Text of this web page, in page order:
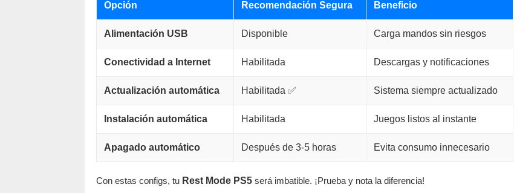
Opción Recomendación Segura Beneficio
Alimentación USB Disponible Carga mandos sin riesgos
Conectividad a Internet Habilitada Descargas y notificaciones
Actualización automática Habilitada ✅ Sistema siempre actualizado
Instalación automática Habilitada Juegos listos al instante
Apagado automático Después de 3-5 horas Evita consumo innecesario
Con estas configs, tu Rest Mode PS5será imbatible. ¡Prueba y nota la diferencia!